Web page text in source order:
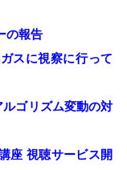
の報告
スに視察に行って
ゴリズム変動の対
座 視聴サービス開